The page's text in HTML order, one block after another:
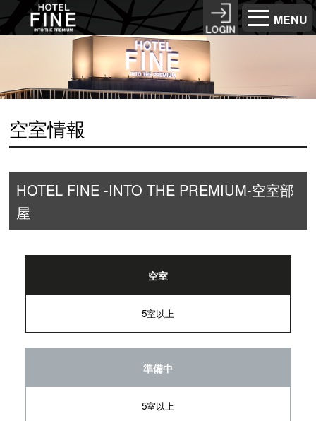
MENU
空室情報
HOTEL FINE -INTO THE PREMIUM-空室部
屋
空室
5室以上
準備中
5室以上